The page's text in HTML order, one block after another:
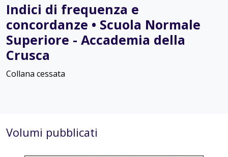
Indici di frequenza e
concordanze • Scuola Normale
Superiore - Accademia della
Crusca
Collana cessata
Volumi pubblicati